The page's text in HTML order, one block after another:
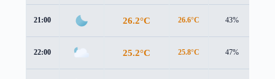
21:00 26.2°C 26.6°C 43%
22:00 25.2°C 25.8°C 47%